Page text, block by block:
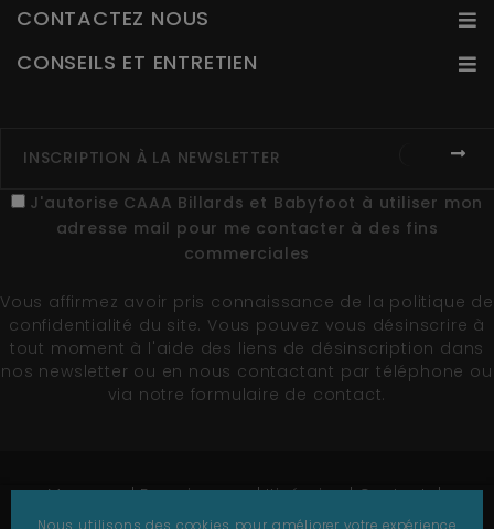
CONTACTEZ NOUS
CONSEILS ET ENTRETIEN
J'autorise CAAA Billards et Babyfoot à utiliser mon
adresse mail pour me contacter à des fins
commerciales
Vous affirmez avoir pris connaissance de la politique de
confidentialité du site. Vous pouvez vous désinscrire à
tout moment à l'aide des liens de désinscription dans
nos newsletter ou en nous contactant par téléphone ou
via notre formulaire de contact.
Marques Fournisseurs Itinéraire
Contact
Plan du site